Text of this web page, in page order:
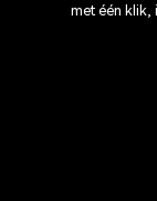
met één klik,